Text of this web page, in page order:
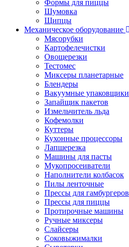
Формы для пиццы
Шумовка
Щипцы
Механическое оборудование
Мясорубки
Картофелечистки
Овощерезки
Тестомес
Миксеры планетарные
Блендеры
Вакуумные упаковщики
Запайщик пакетов
Измельчитель льда
Кофемолки
Куттеры
Кухонные процессоры
Лапшерезка
Машины для пасты
Мукопросеиватели
Наполнители колбасок
Пилы ленточные
Прессы для гамбургеров
Прессы для пиццы
Протирочные машины
Ручные миксеры
Слайсеры
Соковыжималки